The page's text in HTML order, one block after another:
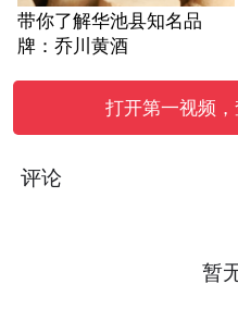
带你了解华池县知名品
牌：乔川黄酒
打开第一视频
评论
暂